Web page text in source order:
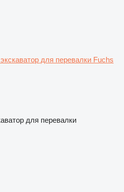
экскаватор для перевалки Fuchs
для перевалки